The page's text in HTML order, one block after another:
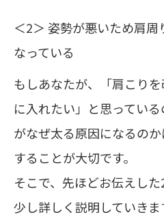
＜2＞ 姿勢が悪いため肩周
なっている
もしあなたが、「肩こり
に入れたい」と思ってい
がなぜ太る原因になるの
することが大切です。
そこで、先ほどお伝えし
少し詳しく説明していき